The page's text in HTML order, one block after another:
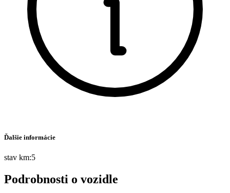
Ďalšie informácie
stav km:5
Podrobnosti o vozidle